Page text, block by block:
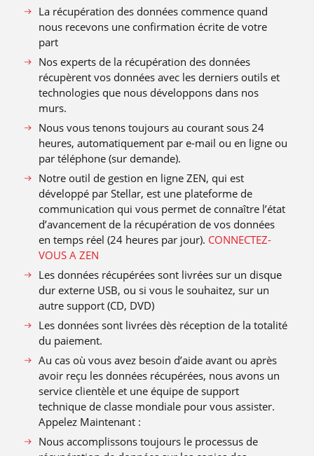
La récupération des données commence quand
nous recevons une confirmation écrite de votre
part
Nos experts de la récupération des données
récupèrent vos données avec les derniers outils et
technologies que nous développons dans nos
murs.
Nous vous tenons toujours au courant sous 24
heures, automatiquement par e-mail ou en ligne ou
par téléphone (sur demande).
Notre outil de gestion en ligne ZEN, qui est
développé par Stellar, est une plateforme de
communication qui vous permet de connaître l’état
d’avancement de la récupération de vos données
en temps réel (24 heures par jour). CONNECTEZ-
VOUS A ZEN
Les données récupérées sont livrées sur un disque
dur externe USB, ou si vous le souhaitez, sur un
autre support (CD, DVD)
Les données sont livrées dès réception de la totalité
du paiement.
Au cas où vous avez besoin d’aide avant ou après
avoir reçu les données récupérées, nous avons un
service clientèle et une équipe de support
technique de classe mondiale pour vous assister.
Appelez Maintenant :
Nous accomplissons toujours le processus de